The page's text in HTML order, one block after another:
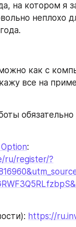
на котором я
неплохо
как с
все на
ru/register/?
https://